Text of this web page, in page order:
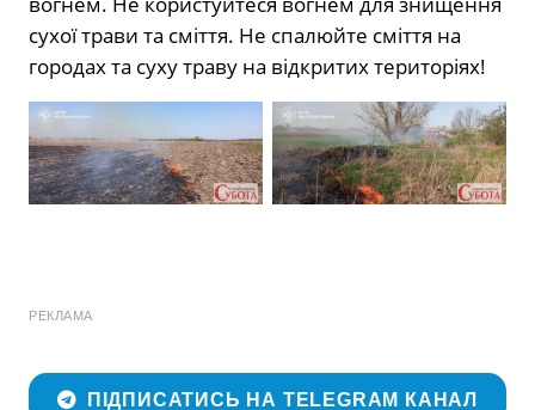
сухої трави та сміття. Не спалюйте сміття на
городах та суху траву на відкритих територіях!
РЕКЛАМА
ПІДПИСАТИСЬ НА TELEGRAM КАНАЛ